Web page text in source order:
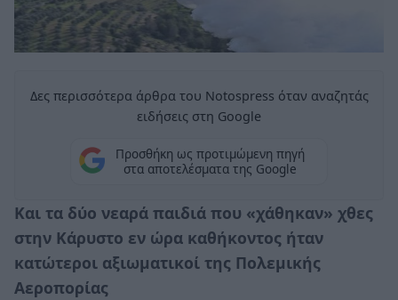
Δες περισσότερα άρθρα του Notospress όταν αναζητάς
ειδήσεις στη Google
Προσθήκη ως προτιμώμενη πηγή
στα αποτελέσματα της Google
Και τα δύο νεαρά παιδιά που «χάθηκαν» χθες
στην Κάρυστο εν ώρα καθήκοντος ήταν
κατώτεροι αξιωματικοί της Πολεμικής
Αεροπορίας